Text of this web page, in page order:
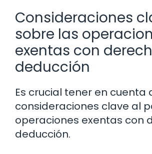
Consideraciones
sobre las
exentas con
deducción
Es crucial tener en cuenta
consideraciones clave al
operaciones exentas con
deducción.